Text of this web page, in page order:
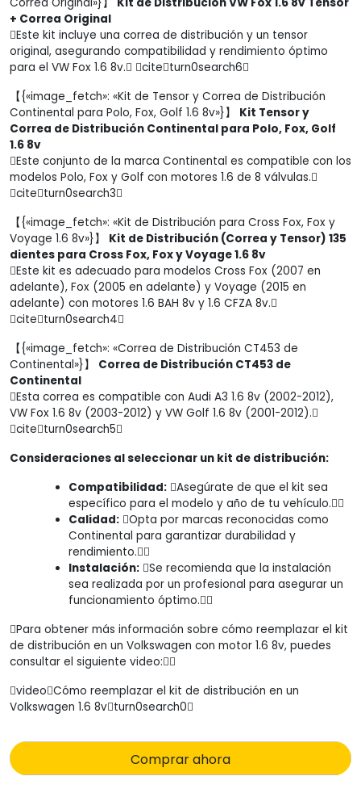
+ Correa Original
Este kit incluye una correa de distribución y un tensor
original, asegurando compatibilidad y rendimiento óptimo
para el VW Fox 1.6 8v. citeturn0search6
【{«image_fetch»: «Kit de Tensor y Correa de Distribución
Continental para Polo, Fox, Golf 1.6 8v»}】 Kit Tensor y
Correa de Distribución Continental para Polo, Fox, Golf
1.6 8v
Este conjunto de la marca Continental es compatible con los
modelos Polo, Fox y Golf con motores 1.6 de 8 válvulas.
citeturn0search3
【{«image_fetch»: «Kit de Distribución para Cross Fox, Fox y
Voyage 1.6 8v»}】 Kit de Distribución (Correa y Tensor) 135
dientes para Cross Fox, Fox y Voyage 1.6 8v
Este kit es adecuado para modelos Cross Fox (2007 en
adelante), Fox (2005 en adelante) y Voyage (2015 en
adelante) con motores 1.6 BAH 8v y 1.6 CFZA 8v.
citeturn0search4
【{«image_fetch»: «Correa de Distribución CT453 de
Continental»}】 Correa de Distribución CT453 de
Continental
Esta correa es compatible con Audi A3 1.6 8v (2002-2012),
VW Fox 1.6 8v (2003-2012) y VW Golf 1.6 8v (2001-2012).
citeturn0search5
Consideraciones al seleccionar un kit de distribución:
Compatibilidad:Asegúrate de que el kit sea
específico para el modelo y año de tu vehículo.
Calidad:Opta por marcas reconocidas como
Continental para garantizar durabilidad y
rendimiento.
Instalación:Se recomienda que la instalación
sea realizada por un profesional para asegurar un
funcionamiento óptimo.
Para obtener más información sobre cómo reemplazar el kit
de distribución en un Volkswagen con motor 1.6 8v, puedes
consultar el siguiente video:
videoCómo reemplazar el kit de distribución en un
Volkswagen 1.6 8vturn0search0
Comprar ahora